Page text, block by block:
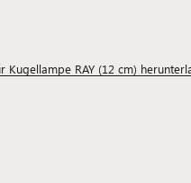
Kugellampe RAY (12 cm)